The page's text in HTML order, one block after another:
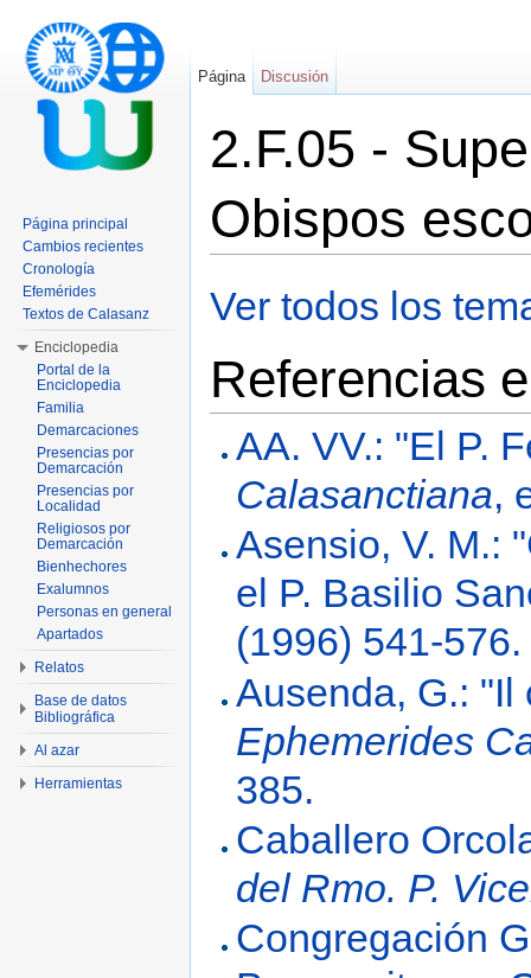
2.F.05 -
Obispos
Ver todos los
Referencias
AA. VV.: "El P.
Calasanctiana,
Asensio, V. M.:
el P. Basilio
(1996) 541-576.
Ausenda, G.:
Ephemerides
385.
Caballero
del Rmo. P.
Congregación
Página Discusión
Página principal
Cambios recientes
Cronología
Efemérides
Textos de Calasanz
Enciclopedia
Portal de la
Enciclopedia
Familia
Demarcaciones
Presencias por
Demarcación
Presencias por
Localidad
Religiosos por
Demarcación
Bienhechores
Exalumnos
Personas en general
Apartados
Relatos
Base de datos
Bibliográfica
Al azar
Herramientas